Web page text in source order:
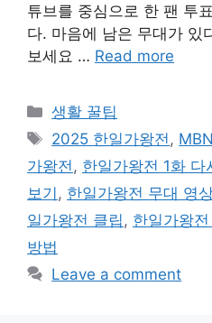
튜브를 중심으로 한 팬 투
다. 마음에 남은 무대가 있
보세요 … Read more
Categories
생활 꿀팁
Tags
2025 한일가왕전 ,
가왕전 , 한일가왕전 1화 다
보기 , 한일가왕전 무대 영
일가왕전 클립 , 한일가왕
방법
Leave a comment